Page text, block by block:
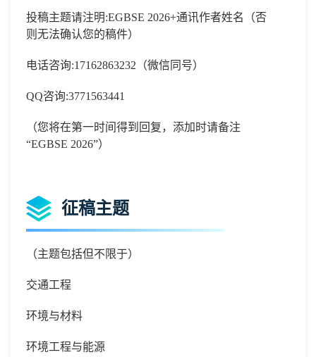
投稿主题请注明:EGBSE 2026+通讯作者姓名（否
则无法确认您的稿件）
电话咨询:17162863232 （微信同号）
QQ咨询:3771563441
（您将在第一时间得到回复，添加时请备注
“EGBSE 2026”）
征稿主题
（主题包括但不限于）
交通工程
环境与材料
环境工程与能源